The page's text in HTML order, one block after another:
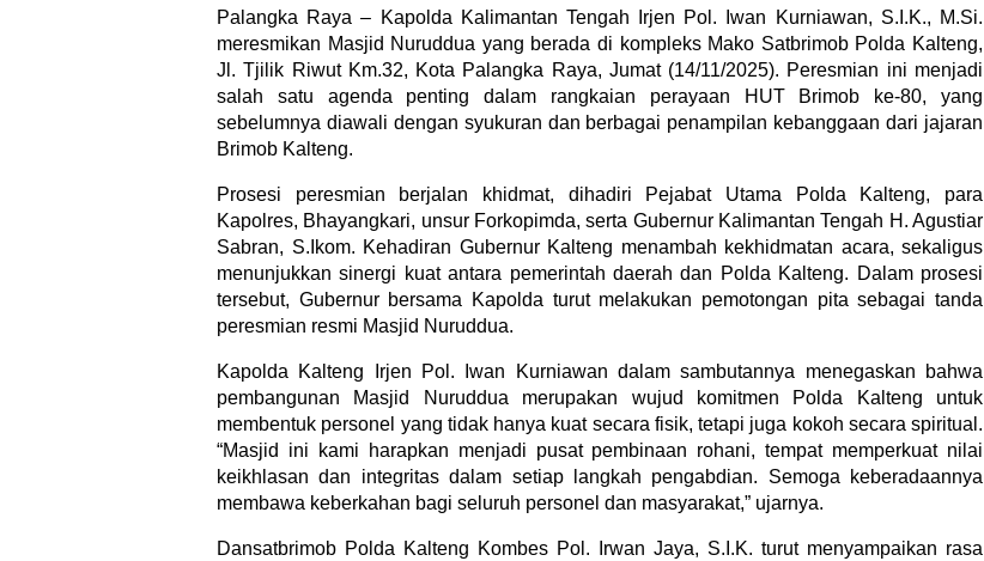
Palangka Raya – Kapolda Kalimantan Tengah Irjen Pol. Iwan Kurniawan, S.I.K., M.Si.
meresmikan Masjid Nuruddua yang berada di kompleks Mako Satbrimob Polda Kalteng,
Jl. Tjilik Riwut Km.32, Kota Palangka Raya, Jumat (14/11/2025). Peresmian ini menjadi
salah satu agenda penting dalam rangkaian perayaan HUT Brimob ke-80, yang
sebelumnya diawali dengan syukuran dan berbagai penampilan kebanggaan dari jajaran
Brimob Kalteng.
Prosesi peresmian berjalan khidmat, dihadiri Pejabat Utama Polda Kalteng, para
Kapolres, Bhayangkari, unsur Forkopimda, serta Gubernur Kalimantan Tengah H. Agustiar
Sabran, S.Ikom. Kehadiran Gubernur Kalteng menambah kekhidmatan acara, sekaligus
menunjukkan sinergi kuat antara pemerintah daerah dan Polda Kalteng. Dalam prosesi
tersebut, Gubernur bersama Kapolda turut melakukan pemotongan pita sebagai tanda
peresmian resmi Masjid Nuruddua.
Kapolda Kalteng Irjen Pol. Iwan Kurniawan dalam sambutannya menegaskan bahwa
pembangunan Masjid Nuruddua merupakan wujud komitmen Polda Kalteng untuk
membentuk personel yang tidak hanya kuat secara fisik, tetapi juga kokoh secara spiritual.
“Masjid ini kami harapkan menjadi pusat pembinaan rohani, tempat memperkuat nilai
keikhlasan dan integritas dalam setiap langkah pengabdian. Semoga keberadaannya
membawa keberkahan bagi seluruh personel dan masyarakat,” ujarnya.
Dansatbrimob Polda Kalteng Kombes Pol. Irwan Jaya, S.I.K. turut menyampaikan rasa